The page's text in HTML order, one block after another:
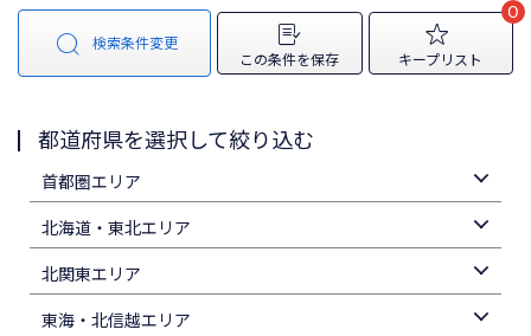
検索条件変更
この条件を保存
キープリスト
0
都道府県を選択して絞り込む
首都圏エリア
北海道・東北エリア
北関東エリア
東海・北信越エリア